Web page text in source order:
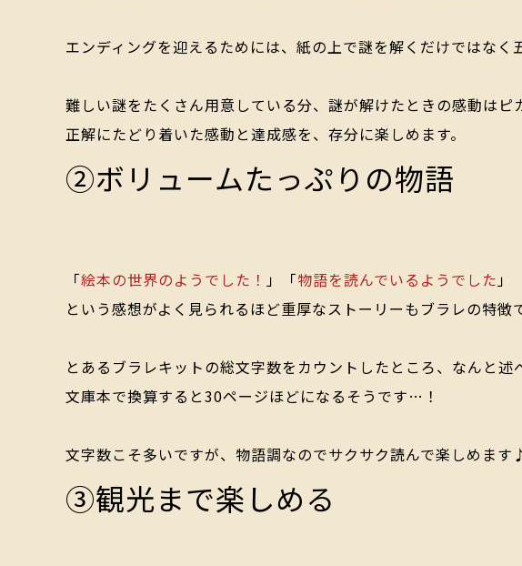
エンディングを迎えるためには、紙の上で謎を解くだけではな
難しい謎をたくさん用意している分、謎が解けたときの感動はピ
正解にたどり着いた感動と達成感を、存分に楽しめます。
②ボリュームたっぷりの物語
「絵本の世界のようでした！ 」「物語を読んでいるようでした 」
という感想がよく見られるほど重厚なストーリーもブラレの特徴
とあるブラレキットの総文字数をカウントしたところ、なんと述
文庫本で換算すると30ページほどになるそうです…！
文字数こそ多いですが、物語調なのでサクサク読んで楽しめます
③観光まで楽しめる